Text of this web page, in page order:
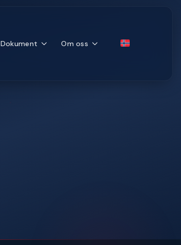
Dokument Om oss